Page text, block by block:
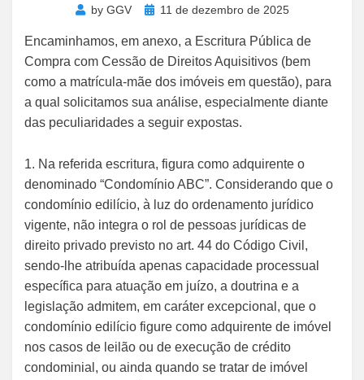
by GGV
Posted11 de dezembro de 2025
Encaminhamos, em anexo, a Escritura Pública de
Compra com Cessão de Direitos Aquisitivos (bem
como a matrícula-mãe dos imóveis em questão), para
a qual solicitamos sua análise, especialmente diante
das peculiaridades a seguir expostas.
1. Na referida escritura, figura como adquirente o
denominado “Condomínio ABC”. Considerando que o
condomínio edilício, à luz do ordenamento jurídico
vigente, não integra o rol de pessoas jurídicas de
direito privado previsto no art. 44 do Código Civil,
sendo-lhe atribuída apenas capacidade processual
específica para atuação em juízo, a doutrina e a
legislação admitem, em caráter excepcional, que o
condomínio edilício figure como adquirente de imóvel
nos casos de leilão ou de execução de crédito
condominial, ou ainda quando se tratar de imóvel